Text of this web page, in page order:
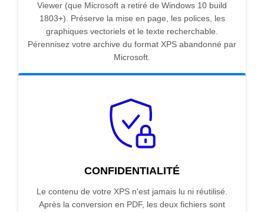
Viewer (que Microsoft a retiré de Windows 10 build
1803+). Préserve la mise en page, les polices, les
graphiques vectoriels et le texte recherchable.
Pérennisez votre archive du format XPS abandonné par
Microsoft.
CONFIDENTIALITÉ
Le contenu de votre XPS n'est jamais lu ni réutilisé.
Après la conversion en PDF, les deux fichiers sont